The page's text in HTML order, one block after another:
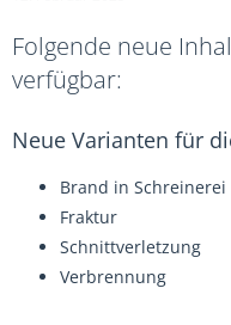
Folgende neue
verfügbar:
Neue Varianten für
Brand in Schreinerei
Fraktur
Schnittverletzung
Verbrennung